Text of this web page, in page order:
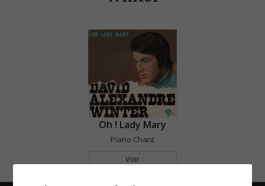
Oh ! Lady Mary
Piano Chant
Voir